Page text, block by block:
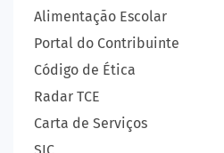
Alimentação Escolar
Portal do Contribuinte
Código de Ética
Radar TCE
Carta de Serviços